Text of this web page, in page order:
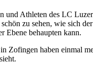
und Athleten des LC
zu sehen, wie sich
Ebene behaupten kann.
Zofingen haben einmal